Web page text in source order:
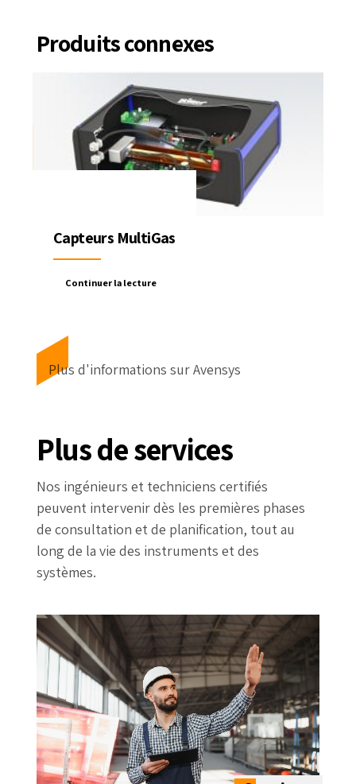
Produits connexes
Capteurs MultiGas
Continuer la lecture
Plus d'informations sur Avensys
Plus de services
Nos ingénieurs et techniciens certifiés
peuvent intervenir dès les premières phases
de consultation et de planification, tout au
long de la vie des instruments et des
systèmes.